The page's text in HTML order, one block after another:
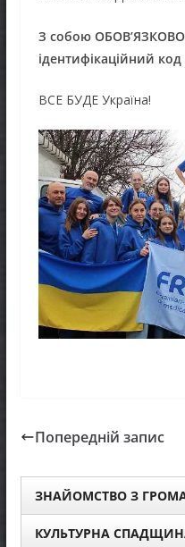
З собою ОБОВ’ЯЗКОВО
ідентифікаційний код
ВСЕ БУДЕ Україна!
Попередній запис
ЗНАЙОМСТВО З
КУЛЬТУРНА